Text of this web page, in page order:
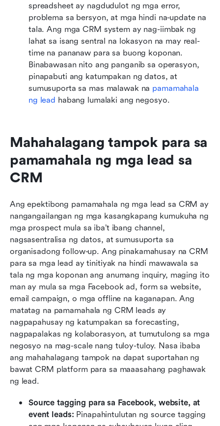
spreadsheet ay nagdudulot ng mga error,
problema sa bersyon, at mga hindi na-update na
tala. Ang mga CRM system ay nag-iimbak ng
lahat sa isang sentral na lokasyon na may real-
time na pananaw para sa buong koponan.
Binabawasan nito ang panganib sa operasyon,
pinapabuti ang katumpakan ng datos, at
sumusuporta sa mas malawak na pamamahala
ng lead habang lumalaki ang negosyo.
Mahahalagang tampok para sa
pamamahala ng mga lead sa
CRM
Ang epektibong pamamahala ng mga lead sa CRM ay
nangangailangan ng mga kasangkapang kumukuha ng
mga prospect mula sa iba’t ibang channel,
nagsasentralisa ng datos, at sumusuporta sa
organisadong follow-up. Ang pinakamahusay na CRM
para sa mga lead ay tinitiyak na hindi mawawala sa
tala ng mga koponan ang anumang inquiry, maging ito
man ay mula sa mga Facebook ad, form sa website,
email campaign, o mga offline na kaganapan. Ang
matatag na pamamahala ng CRM leads ay
nagpapahusay ng katumpakan sa forecasting,
nagpapalakas ng kolaborasyon, at tumutulong sa mga
negosyo na mag-scale nang tuloy-tuloy. Nasa ibaba
ang mahahalagang tampok na dapat suportahan ng
bawat CRM platform para sa maaasahang paghawak
ng lead.
Source tagging para sa Facebook, website, at
event leads: Pinapahintulutan ng source tagging